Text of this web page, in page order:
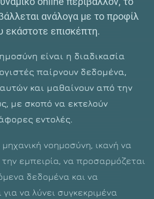
ανάλογα με το προφίλ
εκάστοτε επισκέπτη.
είναι η διαδικασία
παίρνουν δεδομένα,
και μαθαίνουν από την
με σκοπό να εκτελούν
εντολές.
μηχανική νοημοσύνη, ικανή να
εμπειρία, να προσαρμόζεται
δεδομένα και να
να λύνει συγκεκριμένα